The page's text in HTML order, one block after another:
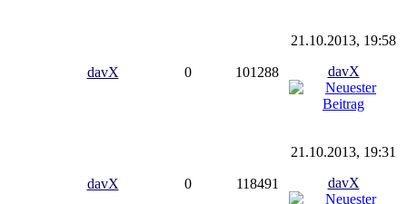
davX 0 101288
21.10.2013, 19:58
davX
davX 0 118491
21.10.2013, 19:31
davX